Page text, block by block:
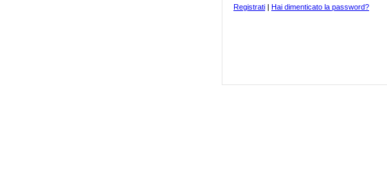
Registrati Hai dimenticato la password?